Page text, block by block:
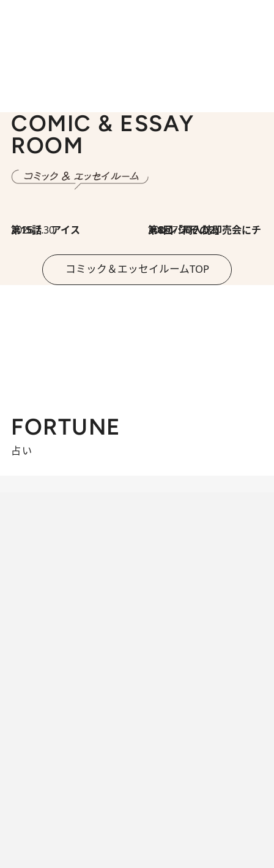
COMIC & ESSAY
ROOM
2026.7.30
第15話 アイス 2026.7.30
第8回「同人誌即売会にチャレンジ その2」
コミック＆エッセイルームTOP
FORTUNE
占い